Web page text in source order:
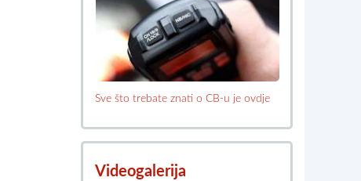
Sve što trebate znati o CB-u je ovdje
Videogalerija